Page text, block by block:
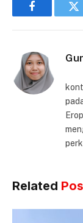
Facebook
Related